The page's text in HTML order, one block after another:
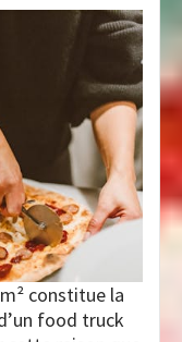
constitue la
food truck